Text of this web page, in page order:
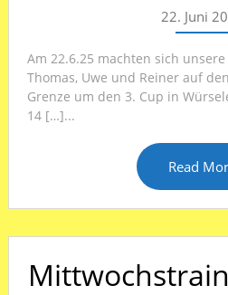
22. Juni
Am 22.6.25 machten sich
Thomas, Uwe und Reiner auf
Grenze um den 3. Cup in
14 […]...
Read